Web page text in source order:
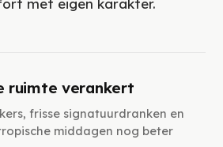
met eigen karakter.
ruimte verankert
frisse signatuurdranken en
middagen nog beter